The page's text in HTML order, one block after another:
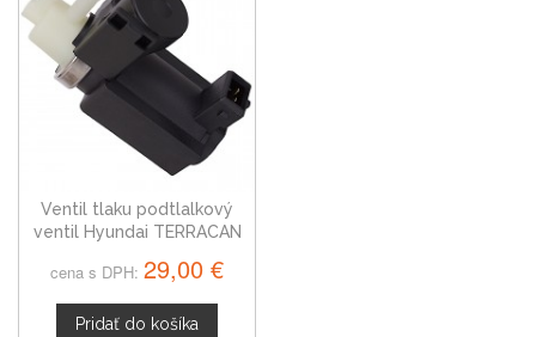
Ventil tlaku podtlalkový
ventil Hyundai TERRACAN
cena s DPH: 29,00 €
Pridať do košíka